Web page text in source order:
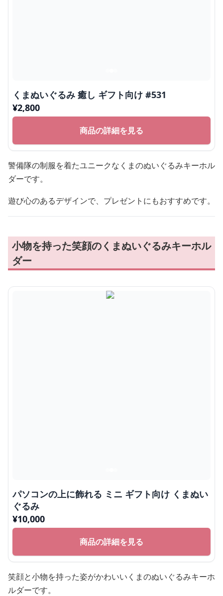
くまぬいぐるみ 癒し ギフト向け #531
¥2,800
商品の詳細を見る
警備隊の制服を着たユニークなくまのぬいぐるみキーホル
ダーです。
遊び心のあるデザインで、プレゼントにもおすすめです。
小物を持った笑顔のくまぬいぐるみキーホル
ダー
パソコンの上に飾れる ミニ ギフト向け くまぬい
ぐるみ
¥10,000
商品の詳細を見る
笑顔と小物を持った姿がかわいいくまのぬいぐるみキーホ
ルダーです。